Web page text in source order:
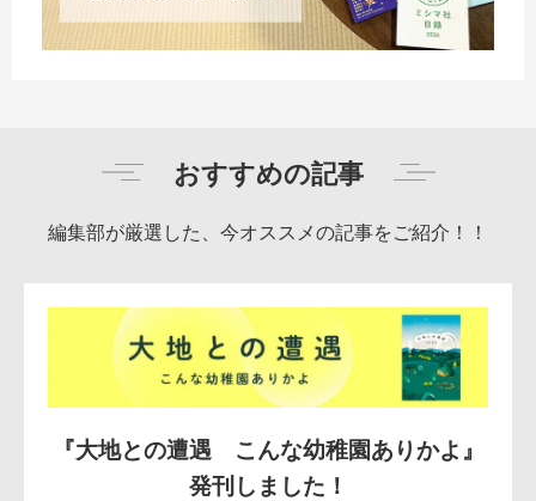
おすすめの記事
編集部が厳選した、今オススメの記事をご紹介！！
『大地との遭遇 こんな幼稚園ありかよ』
発刊しました！